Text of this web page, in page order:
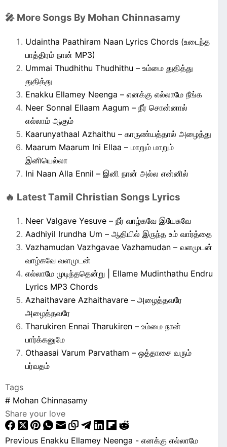
🎤 More Songs By Mohan Chinnasamy
Udaintha Paathiram Naan Lyrics Chords (உடைந்த
பாத்திரம் நான் MP3)
Ummai Thudhithu Thudhithu – உம்மை துதித்து
துதித்து
Enakku Ellamey Neenga – எனக்கு எல்லாமே நீங்க
Neer Sonnal Ellaam Aagum – நீர் சொன்னால்
எல்லாம் ஆகும்
Kaarunyathaal Azhaithu – காருண்யத்தால் அழைத்து
Maarum Maarum Ini Ellaa – மாறும் மாறும்
இனியெல்லா
Ini Naan Alla Ennil – இனி நான் அல்ல என்னில்
🔥 Latest Tamil Christian Songs Lyrics
Neer Valgave Yesuve – நீர் வாழ்கவே இயேசுவே
Aadhiyil Irundha Um – ஆதியில் இருந்த உம் வார்த்தை
Vazhamudan Vazhgavae Vazhamudan – வளமுடன்
வாழ்கவே வளமுடன்
எல்லாமே முடிந்ததென்று | Ellame Mudinthathu Endru
Lyrics MP3 Chords
Azhaithavare Azhaithavare – அழைத்தவரே
அழைத்தவரே
Tharukiren Ennai Tharukiren – உம்மை நான்
பார்க்கனுமே
Othaasai Varum Parvatham – ஒத்தாசை வரும்
பர்வதம்
Tags
# Mohan Chinnasamy
Share your love
Previous Enakku Ellamey Neenga - எனக்கு எல்லாமே